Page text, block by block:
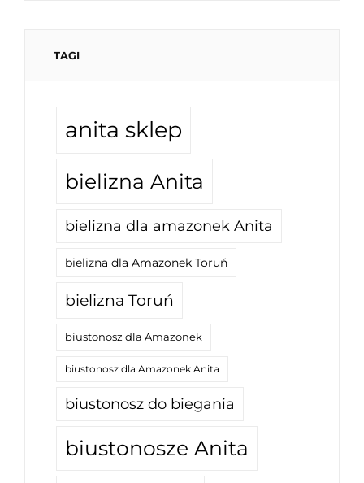
TAGI
anita sklep
bielizna Anita
bielizna dla amazonek Anita
bielizna dla Amazonek Toruń
bielizna Toruń
biustonosz dla Amazonek
biustonosz dla Amazonek Anita
biustonosz do biegania
biustonosze Anita